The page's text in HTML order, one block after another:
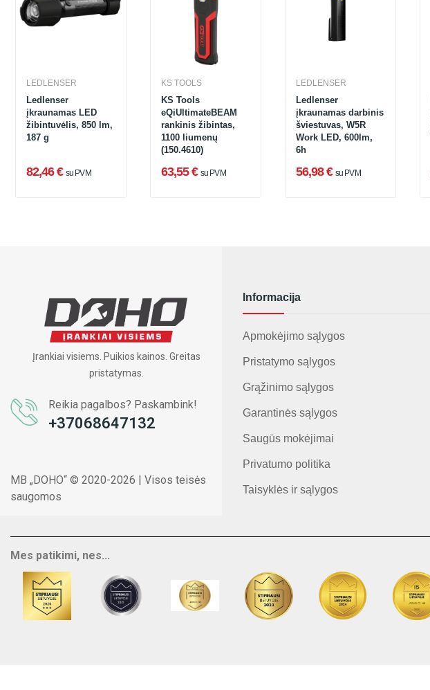
LEDLENSER
Ledlenser
įkraunamas LED
žibintuvėlis, 850 lm,
187 g
82,46 € su PVM
KS TOOLS
KS Tools
eQiUltimateBEAM
rankinis žibintas,
1100 liumenų
(150.4610)
63,55 € su PVM
LEDLENSER
Ledlenser
įkraunamas darbinis
šviestuvas, W5R
Work LED, 600lm,
6h
56,98 € su PVM
Įrankiai visiems. Puikios kainos. Greitas
pristatymas.
Reikia pagalbos? Paskambink!
+37068647132
MB „DOHO“ © 2020-2026 | Visos teisės
saugomos
Informacija
Apmokėjimo sąlygos
Pristatymo sąlygos
Grąžinimo sąlygos
Garantinės sąlygos
Saugūs mokėjimai
Privatumo politika
Taisyklės ir sąlygos
Mes patikimi, nes...